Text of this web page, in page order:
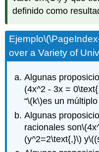
definido como
Ejemplo
over a Variety of
Algunas
(4x^2 - 3x =
“\(k\)es un múltiplo
Algunas
racionales son
(y^2=2\text{,}\) y